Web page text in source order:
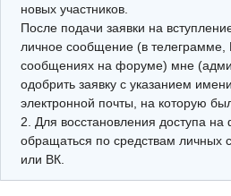
Видео РЗиА
Фотохостинг
Телеграм
новых участников.
После подачи заявки на
личное сообщение (в телеграмме,
сообщениях на форуме) мне
одобрить заявку с указанием
электронной почты, на которую
2. Для восстановления доступа
обращаться по средствам личных
или ВК.